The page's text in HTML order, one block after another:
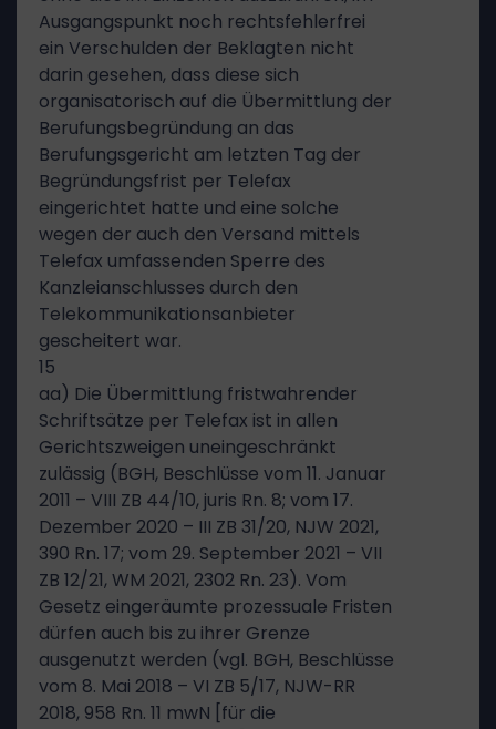
Ausgangspunkt noch rechtsfehlerfrei
ein Verschulden der Beklagten nicht
darin gesehen, dass diese sich
organisatorisch auf die Übermittlung der
Berufungsbegründung an das
Berufungsgericht am letzten Tag der
Begründungsfrist per Telefax
eingerichtet hatte und eine solche
wegen der auch den Versand mittels
Telefax umfassenden Sperre des
Kanzleianschlusses durch den
Telekommunikationsanbieter
gescheitert war.
15
aa) Die Übermittlung fristwahrender
Schriftsätze per Telefax ist in allen
Gerichtszweigen uneingeschränkt
zulässig (BGH, Beschlüsse vom 11. Januar
2011 – VIII ZB 44/10, juris Rn. 8; vom 17.
Dezember 2020 – III ZB 31/20, NJW 2021,
390 Rn. 17; vom 29. September 2021 – VII
ZB 12/21, WM 2021, 2302 Rn. 23). Vom
Gesetz eingeräumte prozessuale Fristen
dürfen auch bis zu ihrer Grenze
ausgenutzt werden (vgl. BGH, Beschlüsse
vom 8. Mai 2018 – VI ZB 5/17, NJW-RR
2018, 958 Rn. 11 mwN [für die